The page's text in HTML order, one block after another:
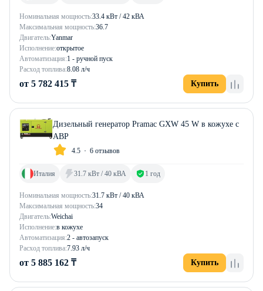
Номинальная мощность:33.4 кВт / 42 кВА
Максимальная мощность:36.7
Двигатель:Yanmar
Исполнение:открытое
Автоматизация:1 - ручной пуск
Расход топлива:8.08 л/ч
от 5 782 415 ₸ Купить
Дизельный генератор Pramac GXW 45 W в кожухе с
АВР
4.5 6 отзывов
Номинальная мощность:31.7 кВт / 40 кВА
Максимальная мощность:34
Двигатель:Weichai
Исполнение:в кожухе
Автоматизация:2 - автозапуск
Расход топлива:7.93 л/ч
Италия 31.7 кВт / 40 кВА 1 год
от 5 885 162 ₸ Купить